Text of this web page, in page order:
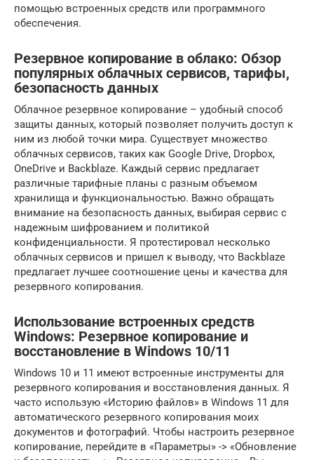
помощью встроенных средств или программного
обеспечения.
Резервное копирование в облако: Обзор
популярных облачных сервисов, тарифы,
безопасность данных
Облачное резервное копирование – удобный способ
защиты данных, который позволяет получить доступ к
ним из любой точки мира. Существует множество
облачных сервисов, таких как Google Drive, Dropbox,
OneDrive и Backblaze. Каждый сервис предлагает
различные тарифные планы с разным объемом
хранилища и функциональностью. Важно обращать
внимание на безопасность данных, выбирая сервис с
надежным шифрованием и политикой
конфиденциальности. Я протестировал несколько
облачных сервисов и пришел к выводу, что Backblaze
предлагает лучшее соотношение цены и качества для
резервного копирования.
Использование встроенных средств
Windows: Резервное копирование и
восстановление в Windows 10/11
Windows 10 и 11 имеют встроенные инструменты для
резервного копирования и восстановления данных. Я
часто использую «Историю файлов» в Windows 11 для
автоматического резервного копирования моих
документов и фотографий. Чтобы настроить резервное
копирование, перейдите в «Параметры» -> «Обновление